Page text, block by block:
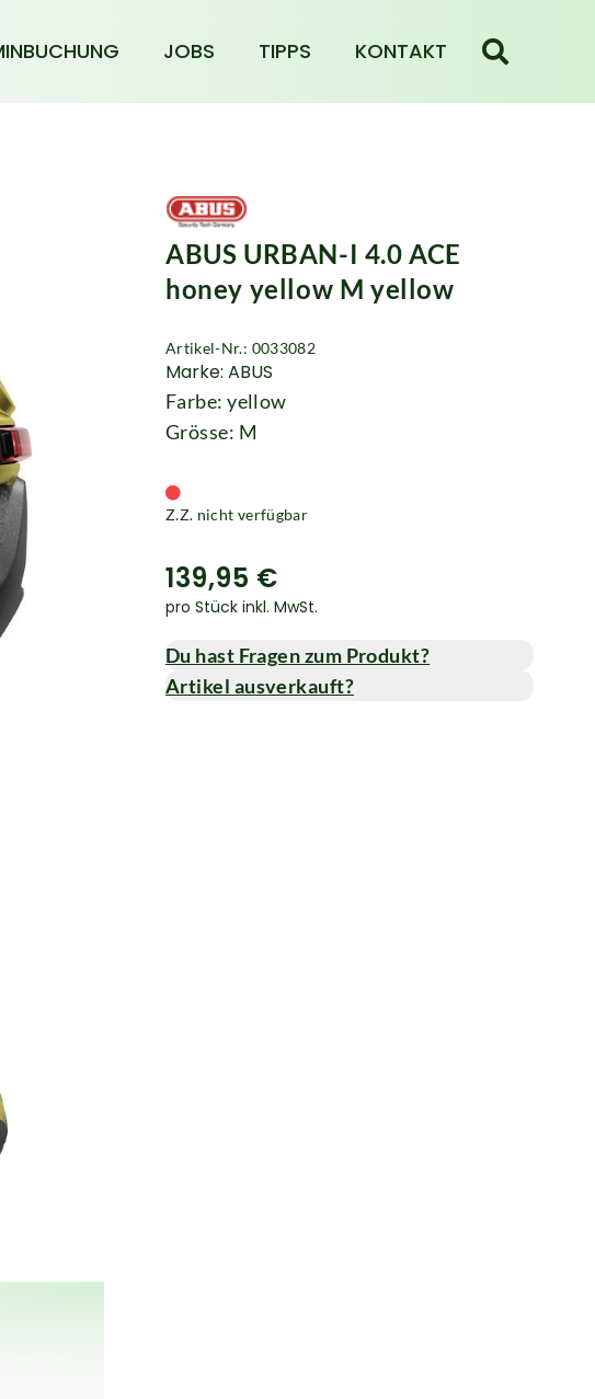
JOBS TIPPS KONTAKT
ABUS URBAN-I 4.0 ACE
honey yellow M yellow
Artikel-Nr.: 0033082
Marke: ABUS
Farbe: yellow
Grösse: M
Z.Z. nicht verfügbar
139,95 €
pro Stück inkl. MwSt.
Du hast Fragen zum Produkt?
Artikel ausverkauft?